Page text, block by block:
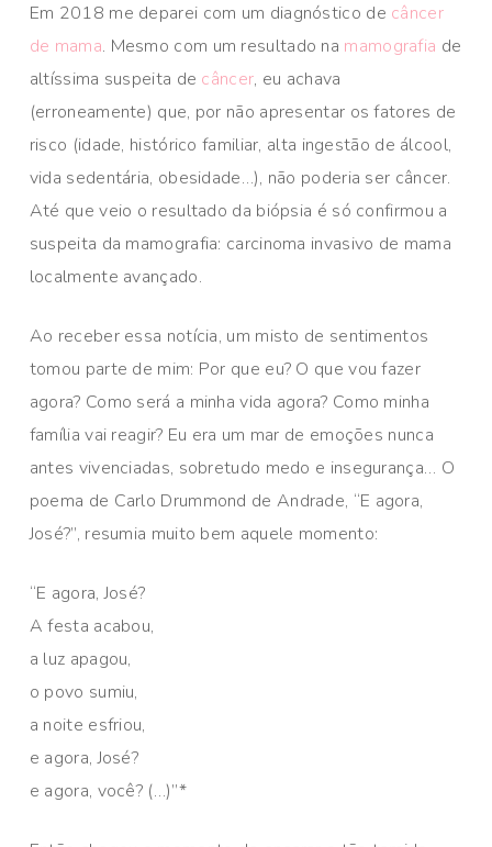
Em 2018 me deparei com um diagnóstico de câncer
de mama. Mesmo com um resultado na mamografia de
altíssima suspeita de câncer, eu achava
(erroneamente) que, por não apresentar os fatores de
risco (idade, histórico familiar, alta ingestão de álcool,
vida sedentária, obesidade…), não poderia ser câncer.
Até que veio o resultado da biópsia é só confirmou a
suspeita da mamografia: carcinoma invasivo de mama
localmente avançado.
Ao receber essa notícia, um misto de sentimentos
tomou parte de mim: Por que eu? O que vou fazer
agora? Como será a minha vida agora? Como minha
família vai reagir? Eu era um mar de emoções nunca
antes vivenciadas, sobretudo medo e insegurança… O
poema de Carlo Drummond de Andrade, “E agora,
José?”, resumia muito bem aquele momento:
“E agora, José?
A festa acabou,
a luz apagou,
o povo sumiu,
a noite esfriou,
e agora, José?
e agora, você? (…)”*